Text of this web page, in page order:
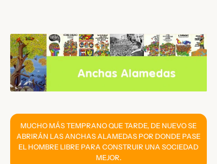
contenido
MUCHO MÁS TEMPRANO QUE TARDE, DE NUEVO SE
ABRIRÁN LAS ANCHAS ALAMEDAS POR DONDE PASE
EL HOMBRE LIBRE PARA CONSTRUIR UNA SOCIEDAD
MEJOR.